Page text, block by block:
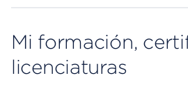
Mi formación,
licenciaturas